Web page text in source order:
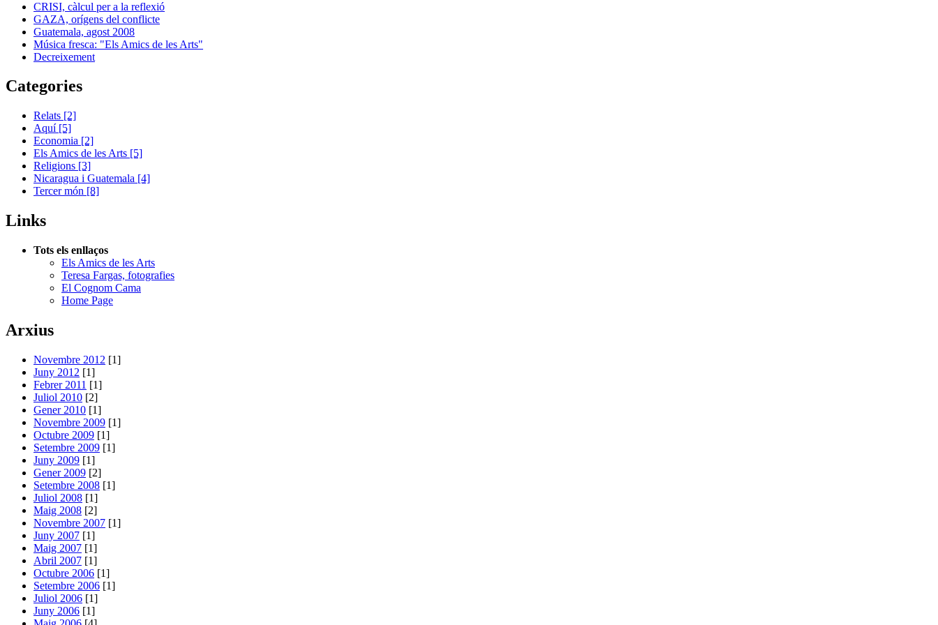
CRISI, càlcul per a la reflexió
GAZA, orígens del conflicte
Guatemala, agost 2008
Música fresca: "Els Amics de les Arts"
Decreixement
Categories
Relats [2]
Aquí [5]
Economia [2]
Els Amics de les Arts [5]
Religions [3]
Nicaragua i Guatemala [4]
Tercer món [8]
Links
Tots els enllaços
Els Amics de les Arts
Teresa Fargas, fotografies
El Cognom Cama
Home Page
Arxius
Novembre 2012 [1]
Juny 2012 [1]
Febrer 2011 [1]
Juliol 2010 [2]
Gener 2010 [1]
Novembre 2009 [1]
Octubre 2009 [1]
Setembre 2009 [1]
Juny 2009 [1]
Gener 2009 [2]
Setembre 2008 [1]
Juliol 2008 [1]
Maig 2008 [2]
Novembre 2007 [1]
Juny 2007 [1]
Maig 2007 [1]
Abril 2007 [1]
Octubre 2006 [1]
Setembre 2006 [1]
Juliol 2006 [1]
Juny 2006 [1]